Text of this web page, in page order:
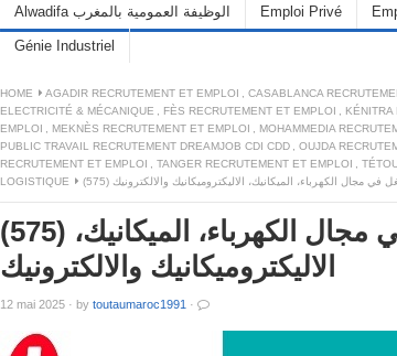
Alwadifa الوظيفة العمومية بالمغرب Emploi Privé
Génie Industriel
HOME AGADIR RECRUTEMENT ET EMPLOI CASABLANCA
ELECTRICITÉ & MÉCANIQUE
FÈS RECRUTEMENT ET EMPLOI KÉNITRA
EMPLOI
MEKNÈS RECRUTEMENT ET EMPLOI MOHAMMEDIA
PUBLIC TRAVAIL RECRUTEMENT DREAMJOB CDI CDD
OUJDA
RECRUTEMENT ET EMPLOI
TANGER RECRUTEMENT ET EMPLOI
LOGISTIQUE
في مجال الكهرباء، الميكانيك، الاليكتروميكانيك والالكترونيك
(575) منصب شغل في مجال الكهرباء، الميكانيك،
الاليكتروميكانيك والالكترونيك
12 mai 2025 · by toutaumaroc1991 ·